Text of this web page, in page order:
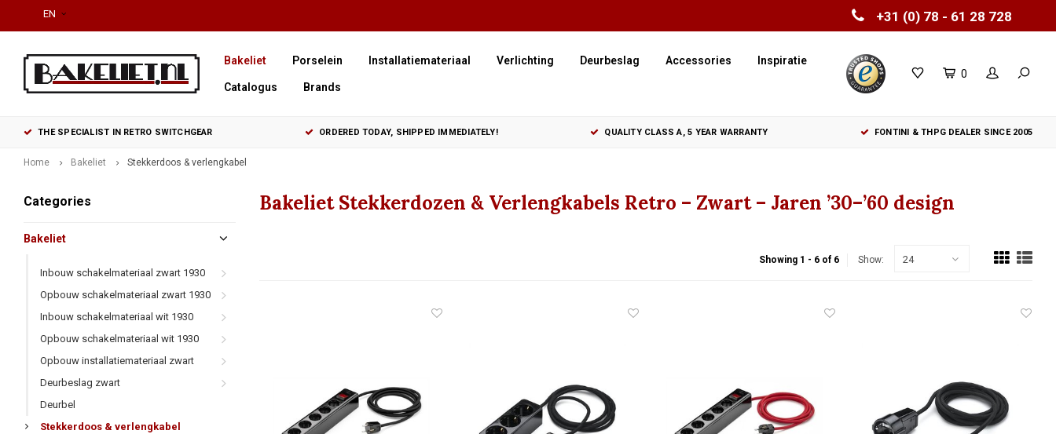
+31 (0) 78 - 61 28 728
EN
Bakeliet Porselein Installatiemateriaal Verlichting Deurbeslag Accessories Inspiratie
Catalogus Brands
0
THE SPECIALIST IN RETRO SWITCHGEAR ORDERED TODAY, SHIPPED IMMEDIATELY! QUALITY CLASS A, 5 YEAR WARRANTY FONTINI & THPG DEALER SINCE 2005
Home Bakeliet Stekkerdoos & verlengkabel
Categories
Bakeliet
Inbouw schakelmateriaal zwart 1930
Opbouw schakelmateriaal zwart 1930
Inbouw schakelmateriaal wit 1930
Opbouw schakelmateriaal wit 1930
Opbouw installatiemateriaal zwart
Deurbeslag zwart
Deurbel
Stekkerdoos & verlengkabel
Bakeliet Stekkerdozen & Verlengkabels Retro – Zwart – Jaren ’30–’60 design
Showing 1 - 6 of 6 Show: 24